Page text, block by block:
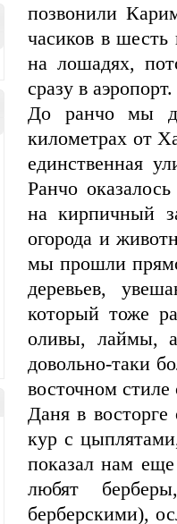
позвонили
часиков в шесть
на лошадях,
сразу в аэропорт.
До ранчо мы
километрах от
единственная
Ранчо
на кирпичный
огорода и
мы прошли
деревьев,
который тоже
оливы, лаймы,
довольно-таки
восточном
Даня в
кур с
показал нам
любят
берберскими),